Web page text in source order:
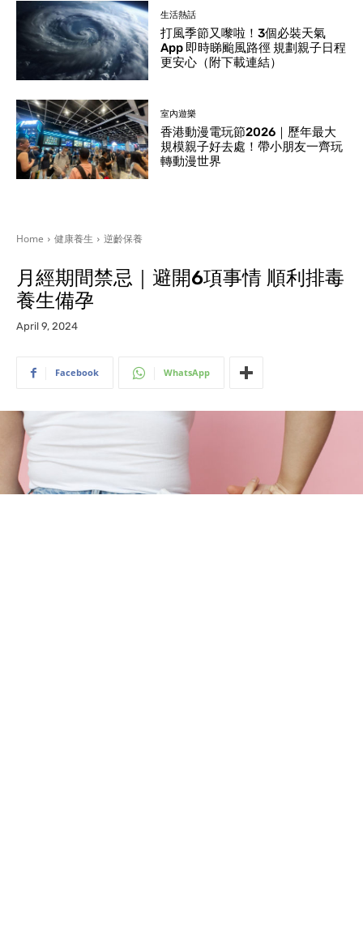
生活熱話
打風季節又嚟啦！3個必裝天氣
App 即時睇颱風路徑 規劃親子日程
更安心（附下載連結）
室內遊樂
香港動漫電玩節2026｜歷年最大
規模親子好去處！帶小朋友一齊玩
轉動漫世界